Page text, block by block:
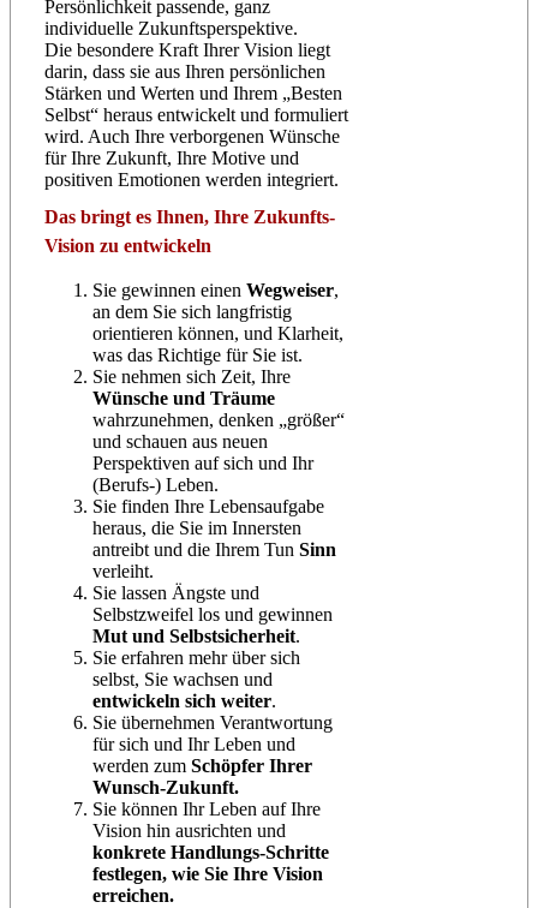
Persönlichkeit passende, ganz
individuelle Zukunftsperspektive.
Die besondere Kraft Ihrer Vision liegt
darin, dass sie aus Ihren persönlichen
Stärken und Werten und Ihrem „Besten
Selbst“ heraus entwickelt und formuliert
wird. Auch Ihre verborgenen Wünsche
für Ihre Zukunft, Ihre Motive und
positiven Emotionen werden integriert.
Das bringt es Ihnen, Ihre Zukunfts-
Vision zu entwickeln
Sie gewinnen einenWegweiser,
an dem Sie sich langfristig
orientieren können, und Klarheit,
was das Richtige für Sie ist.
Sie nehmen sich Zeit, Ihre
Wünsche und Träume
wahrzunehmen, denken „größer“
und schauen aus neuen
Perspektiven auf sich und Ihr
(Berufs-) Leben.
Sie finden Ihre Lebensaufgabe
heraus, die Sie im Innersten
antreibt und die Ihrem TunSinn
verleiht.
Sie lassen Ängste und
Selbstzweifel los und gewinnen
Mut und Selbstsicherheit.
Sie erfahren mehr über sich
selbst, Sie wachsen und
entwickeln sich weiter.
Sie übernehmen Verantwortung
für sich und Ihr Leben und
werden zumSchöpfer Ihrer
Wunsch-Zukunft.
Sie können Ihr Leben auf Ihre
Vision hin ausrichten und
konkrete Handlungs-Schritte
festlegen, wie Sie Ihre Vision
erreichen.